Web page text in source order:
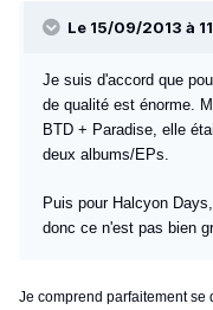
Le 15/09/2013 à
Je suis d'accord que
de qualité est énorme.
BTD + Paradise, elle
deux albums/EPs.
Puis pour Halcyon
donc ce n'est pas bien
Je comprend parfaitement se